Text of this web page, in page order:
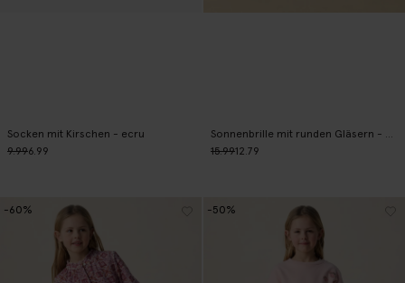
Socken mit Kirschen - ecru
9.996.99
Sonnenbrille mit runden Gläsern - braun
15.9912.79
-60% -50%